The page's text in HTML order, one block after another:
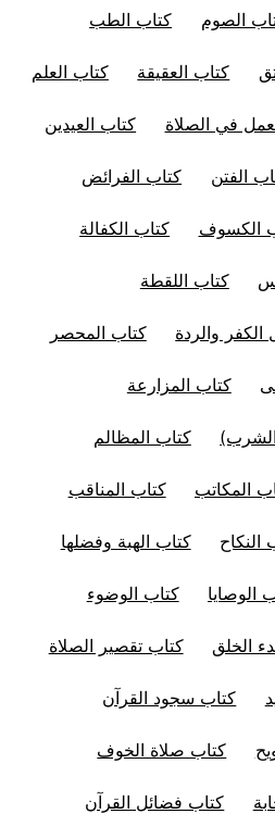
الصوم كتاب الطب
كتاب العقيقة كتاب العلم
في الصلاة كتاب العيدين
الفتن كتاب الفرائض
الكسوف كتاب الكفالة
كتاب اللقطة
والردة كتاب المحصر
كتاب المزارعة
كتاب المظالم
المكاتب كتاب المناقب
النكاح كتاب الهبة وفضلها
الوصايا كتاب الوضوء
الخلق كتاب تقصير الصلاة
كتاب سجود القرآن
كتاب صلاة الخوف
كتاب فضائل القرآن